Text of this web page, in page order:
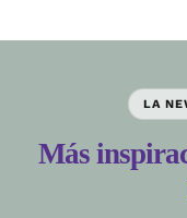
LA
Más